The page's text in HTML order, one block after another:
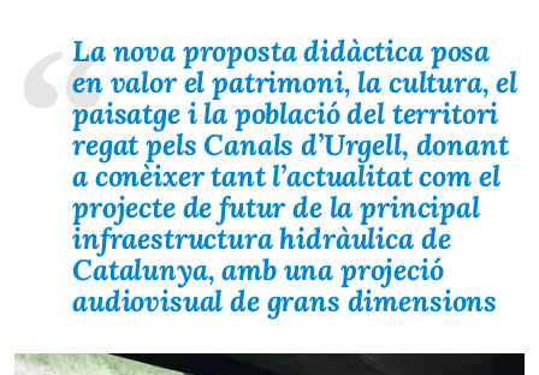
La nova proposta didàctica posa
en valor el patrimoni, la cultura, el
paisatge i la població del territori
regat pels Canals d’Urgell, donant
a conèixer tant l’actualitat com el
projecte de futur de la principal
infraestructura hidràulica de
Catalunya, amb una projeció
audiovisual de grans dimensions